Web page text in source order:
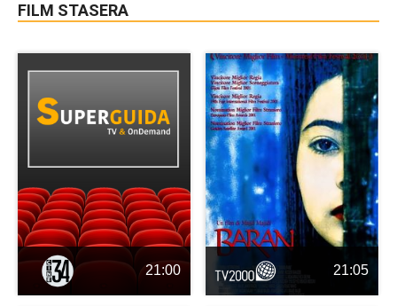
FILM STASERA
21:00 21:05